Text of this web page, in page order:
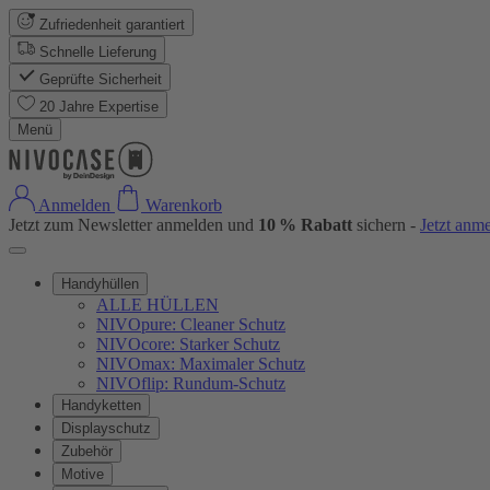
Zufriedenheit garantiert
Schnelle Lieferung
Geprüfte Sicherheit
20 Jahre Expertise
Menü
Anmelden
Warenkorb
Jetzt zum Newsletter anmelden und 10 % Rabatt sichern - Jetzt
Handyhüllen
ALLE HÜLLEN
NIVOpure: Cleaner Schutz
NIVOcore: Starker Schutz
NIVOmax: Maximaler Schutz
NIVOflip: Rundum-Schutz
Handyketten
Displayschutz
Zubehör
Motive